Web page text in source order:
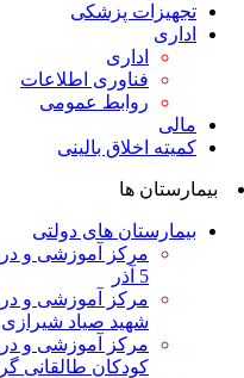
پزشکی
اطلاعات
عمومی
بالینی
های دولتی
آموزشی و درمانی
آموزشی و درمانی
صیاد شیرازی
آموزشی و درمانی
طالقانی گرگان